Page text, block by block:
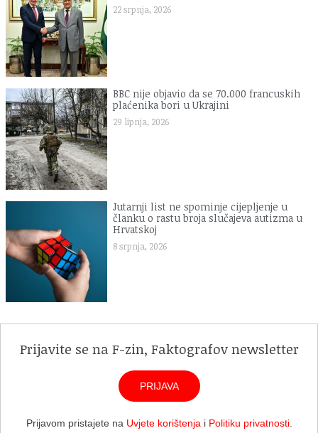
22 srpnja, 2026
BBC nije objavio da se 70.000 francuskih
plaćenika bori u Ukrajini
29 lipnja, 2026
Jutarnji list ne spominje cijepljenje u
članku o rastu broja slučajeva autizma u
Hrvatskoj
8 srpnja, 2026
Prijavite se na F-zin, Faktografov newsletter
PRIJAVA
Prijavom pristajete na Uvjete korištenjai Politiku privatnosti.